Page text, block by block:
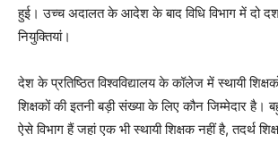
हुई। उच्च अदालत के आदेश के बाद विधि विभाग में दो
नियुक्तियां।
देश के प्रतिष्ठित विश्वविद्यालय के कॉलेज में स्थायी
शिक्षकों की इतनी बड़ी संख्या के लिए कौन जिम्मेदार
ऐसे विभाग हैं जहां एक भी स्थायी शिक्षक नहीं है, तदर्थ